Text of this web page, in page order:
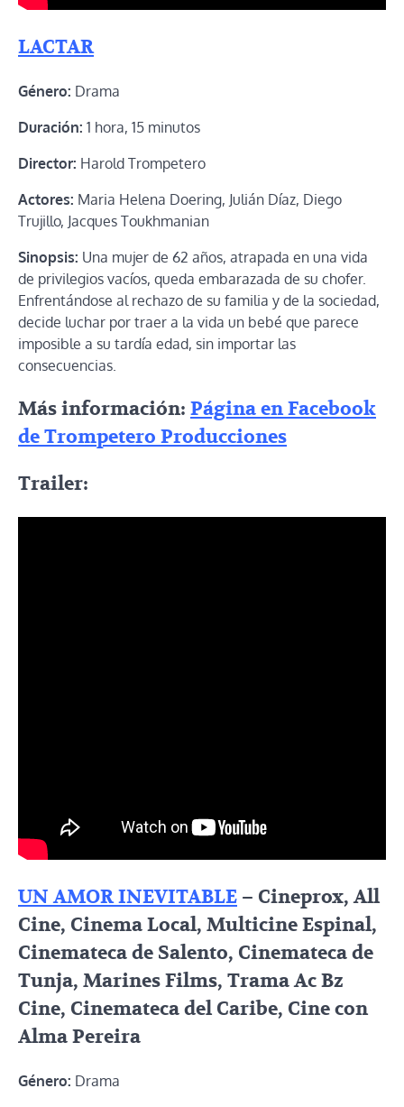
LACTAR
Género: Drama
Duración: 1 hora, 15 minutos
Director: Harold Trompetero
Actores: Maria Helena Doering, Julián Díaz, Diego
Trujillo, Jacques Toukhmanian
Sinopsis: Una mujer de 62 años, atrapada en una vida
de privilegios vacíos, queda embarazada de su chofer.
Enfrentándose al rechazo de su familia y de la sociedad,
decide luchar por traer a la vida un bebé que parece
imposible a su tardía edad, sin importar las
consecuencias.
Más información: Página en Facebook
de Trompetero Producciones
Trailer:
UN AMOR INEVITABLE – Cineprox, All
Cine, Cinema Local, Multicine Espinal,
Cinemateca de Salento, Cinemateca de
Tunja, Marines Films, Trama Ac Bz
Cine, Cinemateca del Caribe, Cine con
Alma Pereira
Género: Drama